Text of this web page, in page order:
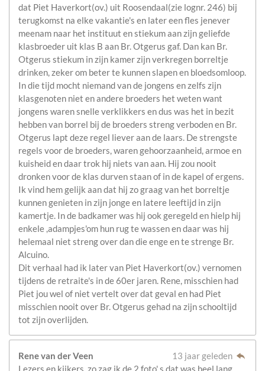
dat Piet Haverkort(ov.) uit Roosendaal(zie lognr. 246) bij
terugkomst na elke vakantie's en later een fles jenever
meenam naar het instituut en stiekum aan zijn geliefde
klasbroeder uit klas B aan Br. Otgerus gaf. Dan kan Br.
Otgerus stiekum in zijn kamer zijn verkregen borreltje
drinken, zeker om beter te kunnen slapen en bloedsomloop.
In die tijd mocht niemand van de jongens en zelfs zijn
klasgenoten niet en andere broeders het weten want
jongens waren snelle verklikkers en dus was het in bezit
hebben van borrel bij de broeders streng verboden en Br.
Otgerus lapt deze regel liever aan de laars. De strengste
regels voor de broeders, waren gehoorzaanheid, armoe en
kuisheid en daar trok hij niets van aan. Hij zou nooit
dronken voor de klas durven staan of in de kapel of ergens.
Ik vind hem gelijk aan dat hij zo graag van het borreltje
kunnen genieten in zijn jonge en latere leeftijd in zijn
kamertje. In de badkamer was hij ook geregeld en hielp hij
enkele ,adampjes'om hun rug te wassen en daar was hij
helemaal niet streng over dan die enge en te strenge Br.
Alcuino.
Dit verhaal had ik later van Piet Haverkort(ov.) vernomen
tijdens de retraite's in de 60er jaren. Rene, misschien had
Piet jou wel of niet vertelt over dat geval en had Piet
misschien nooit over Br. Otgerus gehad na zijn schooltijd
tot zijn overlijden.
Rene van der Veen
13 jaar geleden
Lezers en kijkers. zo zag ik de 2 foto' s dat was heel lang